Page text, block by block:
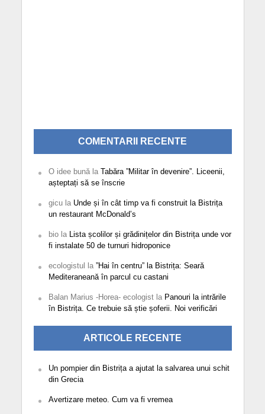
COMENTARII RECENTE
O idee bunăla Tabăra ”Militar în devenire”. Liceenii,
așteptați să se înscrie
gicula Unde și în cât timp va fi construit la Bistrița
un restaurant McDonald’s
biola Lista școlilor și grădinițelor din Bistrița unde vor
fi instalate 50 de turnuri hidroponice
ecologistul la ”Hai în centru” la Bistrița: Seară
Mediteraneană în parcul cu castani
Balan Marius -Horea- ecologistla Panouri la intrările
în Bistrița. Ce trebuie să știe șoferii. Noi verificări
ARTICOLE RECENTE
Un pompier din Bistrița a ajutat la salvarea unui schit
din Grecia
Avertizare meteo. Cum va fi vremea